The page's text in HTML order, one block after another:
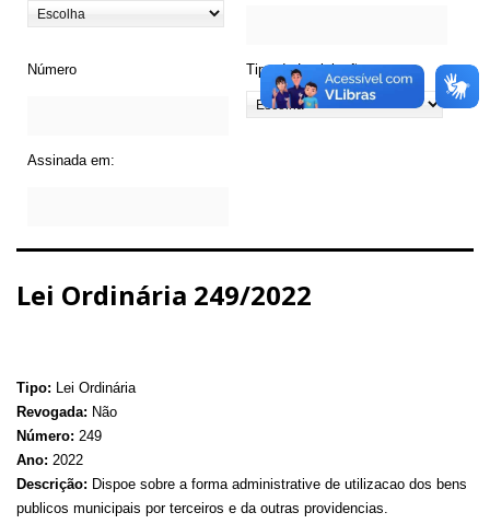
Número Tipo de Legislação
Assinada em:
Lei Ordinária 249/2022
Tipo: Lei Ordinária
Revogada: Não
Número: 249
Ano: 2022
Descrição: Dispoe sobre a forma administrative de utilizacao dos bens
publicos municipais por terceiros e da outras providencias.